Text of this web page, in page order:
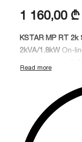
1 160,00 ₾
KSTAR MP RT 2k
2kVA/1.8kW On-
“Double
მოქნილი
გამოიყენოთ
კონფიგურაციაში.